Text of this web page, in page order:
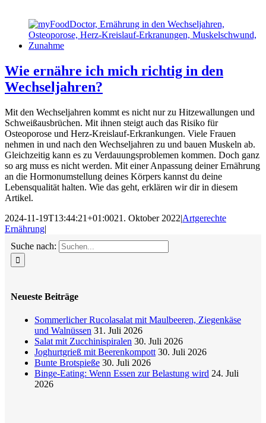
Wie ernähre ich mich richtig in den
Wechseljahren?
Mit den Wechseljahren kommt es nicht nur zu Hitzewallungen und
Schweißausbrüchen. Mit ihnen steigt auch das Risiko für
Osteoporose und Herz-Kreislauf-Erkrankungen. Viele Frauen
nehmen in und nach den Wechseljahren zu und bauen Muskeln ab.
Gleichzeitig kann es zu Verdauungsproblemen kommen. Doch ganz
so arg muss es nicht werden. Mit einer Anpassung deiner Ernährung
an die Hormonumstellung deines Körpers kannst du deine
Lebensqualität halten. Wie das geht, erklären wir dir in diesem
Artikel.
2024-11-19T13:44:21+01:0021. Oktober 2022|Artgerechte
Ernährung|
Suche nach:
Neueste Beiträge
Sommerlicher Rucolasalat mit Maulbeeren, Ziegenkäse
und Walnüssen 31. Juli 2026
Salat mit Zucchinispiralen 30. Juli 2026
Joghurtgrieß mit Beerenkompott 30. Juli 2026
Bunte Brotspieße 30. Juli 2026
Binge-Eating: Wenn Essen zur Belastung wird 24. Juli
2026